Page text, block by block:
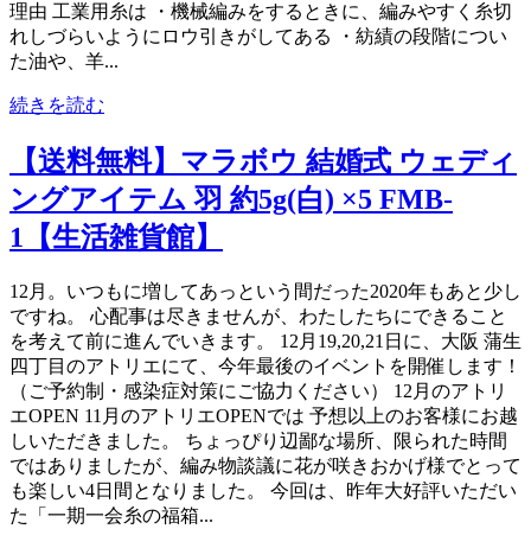
理由 工業用糸は ・機械編みをするときに、編みやすく糸切
れしづらいようにロウ引きがしてある ・紡績の段階につい
た油や、羊...
続きを読む
【送料無料】マラボウ 結婚式 ウェディ
ングアイテム 羽 約5g(白) ×5 FMB-
1【生活雑貨館】
12月。いつもに増してあっという間だった2020年もあと少し
ですね。 心配事は尽きませんが、わたしたちにできること
を考えて前に進んでいきます。 12月19,20,21日に、大阪 蒲生
四丁目のアトリエにて、今年最後のイベントを開催します！
（ご予約制・感染症対策にご協力ください） 12月のアトリ
エOPEN 11月のアトリエOPENでは 予想以上のお客様にお越
しいただきました。 ちょっぴり辺鄙な場所、限られた時間
ではありましたが、編み物談議に花が咲きおかげ様でとって
も楽しい4日間となりました。 今回は、昨年大好評いただい
た「一期一会糸の福箱...